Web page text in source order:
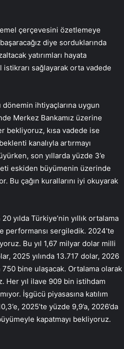
çerçevesini özetlemeye
diye sorduklarında
yatırımları hayata
sağlayarak orta vadede
dönemin ihtiyaçlarına uygun
Merkez Bankamız üzerine
bekliyoruz, kısa vadede ise
kanalıyla artırmayı
son yıllarda yüzde 3’e
eskiden büyümenin üzerinde
Bu çağın kurallarını iyi okuyarak
20 yılda Türkiye’nin yıllık ortalama
performansı sergiledik. 2024’te
Bu yıl 1,67 milyar dolar milli
2025 yılında 13.717 dolar, 2026
750 bine ulaşacak. Ortalama olarak
Her yıl ilave 909 bin istihdam
İşgücü piyasasına katılım
2025’te yüzde 9,9’a, 2026’da
kapatmayı bekliyoruz.